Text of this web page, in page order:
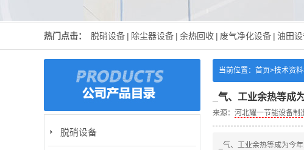
热门点击： 脱硝设备 | 除尘器设备 | 余热回收 | 废气净化设备 | 油田
当前位置： 首页>技术资料
_气、工业余热等成
来源： 河北耀一节能设备制
_气、工业余热等成为今
脱硝设备